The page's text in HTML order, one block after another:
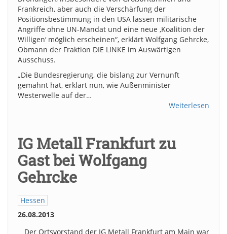
Frankreich, aber auch die Verschärfung der
Positionsbestimmung in den USA lassen militärische
Angriffe ohne UN-Mandat und eine neue ‚Koalition der
Willigen‘ möglich erscheinen“, erklärt Wolfgang Gehrcke,
Obmann der Fraktion DIE LINKE im Auswärtigen
Ausschuss.
„Die Bundesregierung, die bislang zur Vernunft
gemahnt hat, erklärt nun, wie Außenminister
Westerwelle auf der…
Weiterlesen
IG Metall Frankfurt zu
Gast bei Wolfgang
Gehrcke
Hessen
26.08.2013
Der Ortsvorstand der IG Metall Frankfurt am Main war